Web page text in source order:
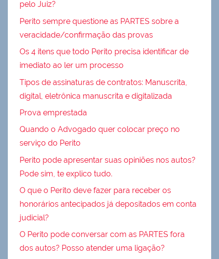
pelo Juiz?
Perito sempre questione as PARTES sobre a
veracidade/confirmação das provas
Os 4 itens que todo Perito precisa identificar de
imediato ao ler um processo
Tipos de assinaturas de contratos: Manuscrita,
digital, eletrônica manuscrita e digitalizada
Prova emprestada
Quando o Advogado quer colocar preço no
serviço do Perito
Perito pode apresentar suas opiniões nos autos?
Pode sim, te explico tudo.
O que o Perito deve fazer para receber os
honorários antecipados já depositados em conta
judicial?
O Perito pode conversar com as PARTES fora
dos autos? Posso atender uma ligação?